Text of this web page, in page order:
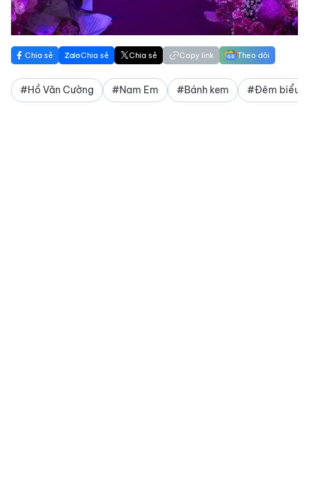
Chia sẻ Chia sẻ Chia sẻ Copy link Theo dõi
#Hồ Văn Cường #Nam Em #Bánh kem #Đêm biểu